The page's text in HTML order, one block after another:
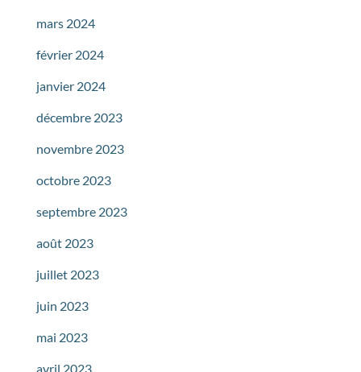
mars 2024
février 2024
janvier 2024
décembre 2023
novembre 2023
octobre 2023
septembre 2023
août 2023
juillet 2023
juin 2023
mai 2023
avril 2023